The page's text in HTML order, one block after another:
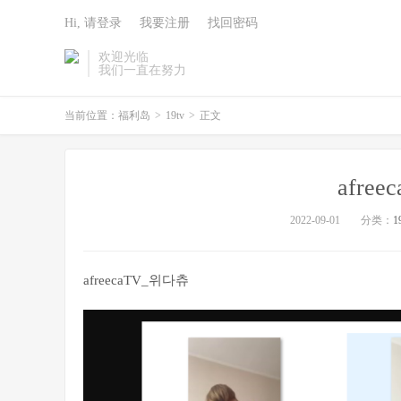
欢迎光临
我们一直在努力
Hi, 请登录 我要注册 找回密码
当前位置： 福利岛 > 19tv > 正文
2022-09-01 分类：
afreecaTV_위다츄